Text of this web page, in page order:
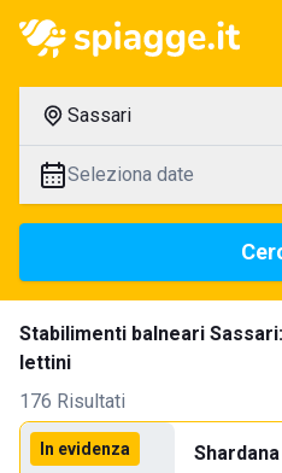
Sassari
Seleziona date
Stabilimenti balneari
lettini
176 Risultati
In evidenza